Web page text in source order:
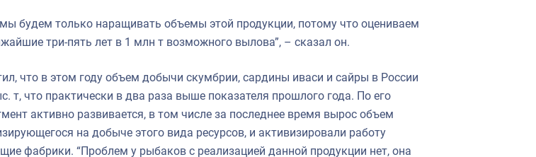
будем только наращивать объемы этой продукции, потому что оцениваем
три-пять лет в 1 млн т возможного вылова”, – сказал он.
что в этом году объем добычи скумбрии, сардины иваси и сайры в России
т, что практически в два раза выше показателя прошлого года. По его
активно развивается, в том числе за последнее время вырос объем
на добыче этого вида ресурсов, и активизировали работу
фабрики. “Проблем у рыбаков с реализацией данной продукции нет, она